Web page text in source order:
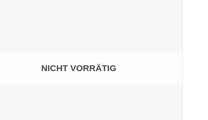
NICHT VORRÄTIG